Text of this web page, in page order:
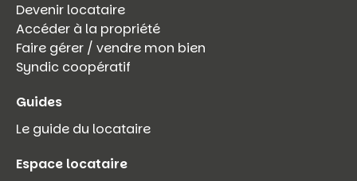
Devenir locataire
Accéder à la propriété
Faire gérer / vendre mon bien
Syndic coopératif
Guides
Le guide du locataire
Espace locataire